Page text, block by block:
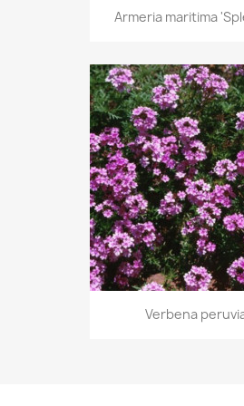
Armeria maritima
Verbena